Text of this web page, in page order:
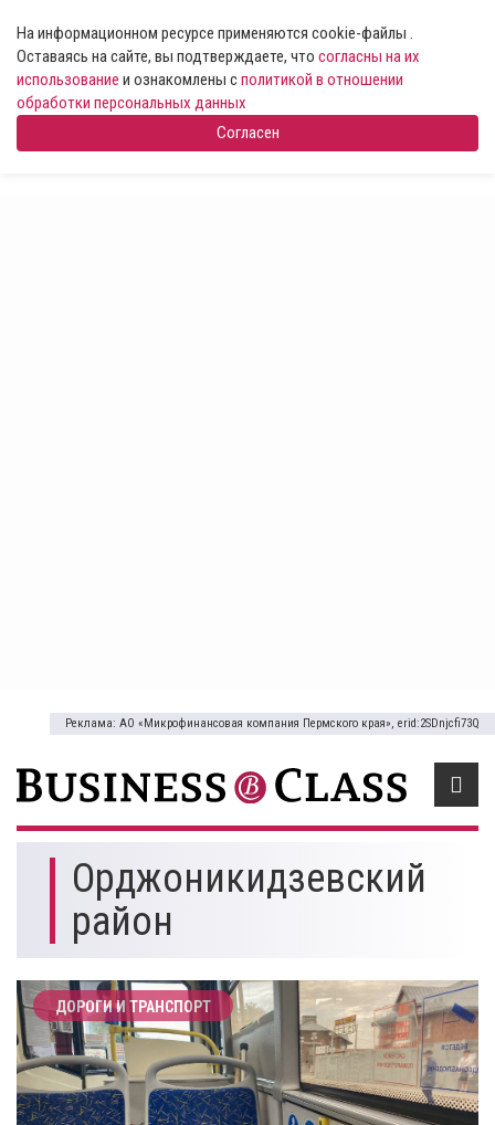
На информационном ресурсе применяются cookie-файлы .
Оставаясь на сайте, вы подтверждаете, что согласны на их
использование и ознакомлены сполитикой в отношении
обработки персональных данных
Согласен
Реклама: АО «Микрофинансовая компания Пермского края», erid:2SDnjcfi73Q
Орджоникидзевский
район
ДОРОГИ И ТРАНСПОРТ